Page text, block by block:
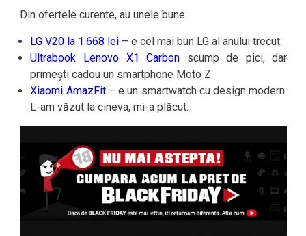
Din ofertele curente, au unele bune:
LG V20 la 1.668 lei – e cel mai bun LG al anului trecut.
Ultrabook Lenovo X1 Carbon scump de pici, dar
primești cadou un smartphone Moto Z
Xiaomi AmazFit– e un smartwatch cu design modern.
L-am văzut la cineva, mi-a plăcut.